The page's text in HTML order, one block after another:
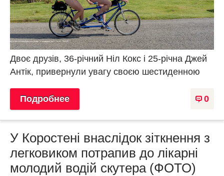
Двоє друзів, 36-річний Ніл Кокс і 25-річна Джей
Антік, привернули увагу своєю шестиденною
0
Подробнее
У Коростені внаслідок зіткнення з
легковиком потрапив до лікарні
молодий водій скутера (ФОТО)